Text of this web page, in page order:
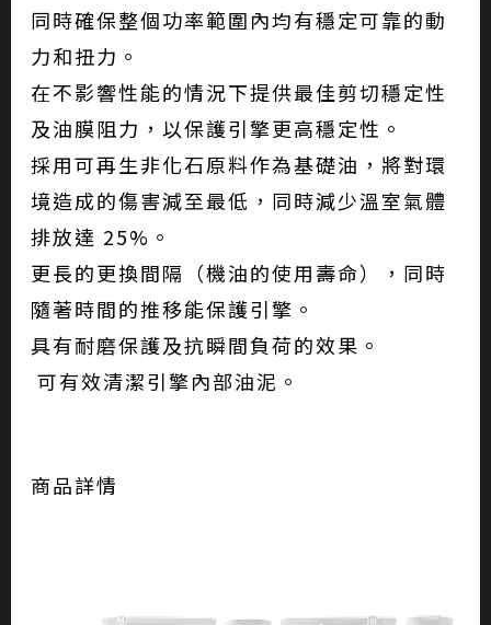
同時確保整個功率範圍內均有穩定可靠的動
力和扭力。
在不影響性能的情況下提供最佳剪切穩定性
及油膜阻力，以保護引擎更高穩定性。
採用可再生非化石原料作為基礎油，將對環
境造成的傷害減至最低，同時減少溫室氣體
排放達 25%。
更長的更換間隔（機油的使用壽命），同時
隨著時間的推移能保護引擎。
具有耐磨保護及抗瞬間負荷的效果。
可有效清潔引擎內部油泥。
商品詳情